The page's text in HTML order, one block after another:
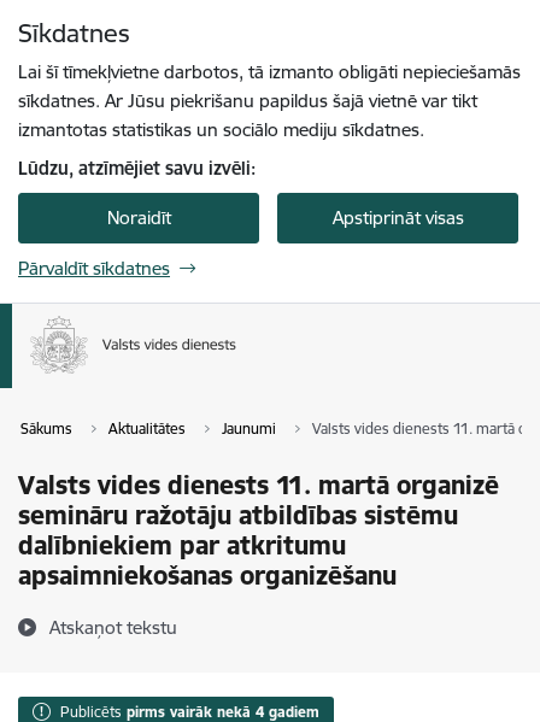
Sīkdatnes
Lai šī tīmekļvietne darbotos, tā izmanto obligāti nepieciešamās
sīkdatnes. Ar Jūsu piekrišanu papildus šajā vietnē var tikt
izmantotas statistikas un sociālo mediju sīkdatnes.
Lūdzu, atzīmējiet savu izvēli:
Noraidīt Apstiprināt visas
Pārvaldīt sīkdatnes
Sākums Aktualitātes Jaunumi Valsts vides dienests 11. martā
Valsts vides dienests 11. martā organizē
semināru ražotāju atbildības sistēmu
dalībniekiem par atkritumu
apsaimniekošanas organizēšanu
Atskaņot tekstu
Publicēts pirms vairāk nekā 4 gadiem